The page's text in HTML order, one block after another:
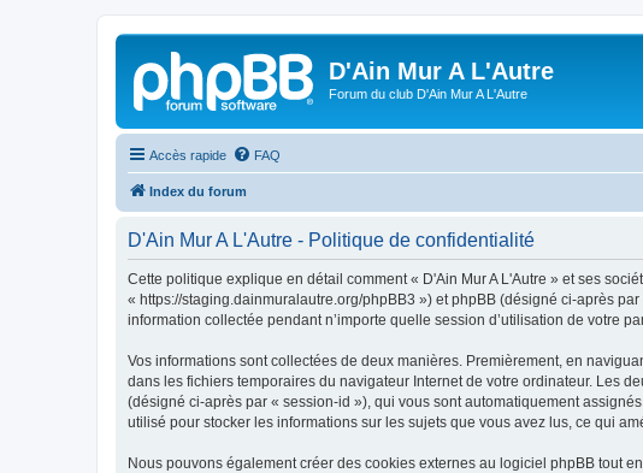
D'Ain Mur A L'Autre
Forum du club D'Ain Mur A L'Autre
Accès rapide FAQ
Index du forum
D'Ain Mur A L'Autre - Politique de confidentialité
Cette politique explique en détail comment « D'Ain Mur A L'Autre » et ses
« https://staging.dainmuralautre.org/phpBB3 ») et phpBB (désigné ci-après
information collectée pendant n’importe quelle session d’utilisation de votre
Vos informations sont collectées de deux manières. Premièrement, en
dans les fichiers temporaires du navigateur Internet de votre ordinateur. Les
(désigné ci-après par « session-id »), qui vous sont automatiquement
utilisé pour stocker les informations sur les sujets que vous avez lus, ce qui
Nous pouvons également créer des cookies externes au logiciel phpBB tout